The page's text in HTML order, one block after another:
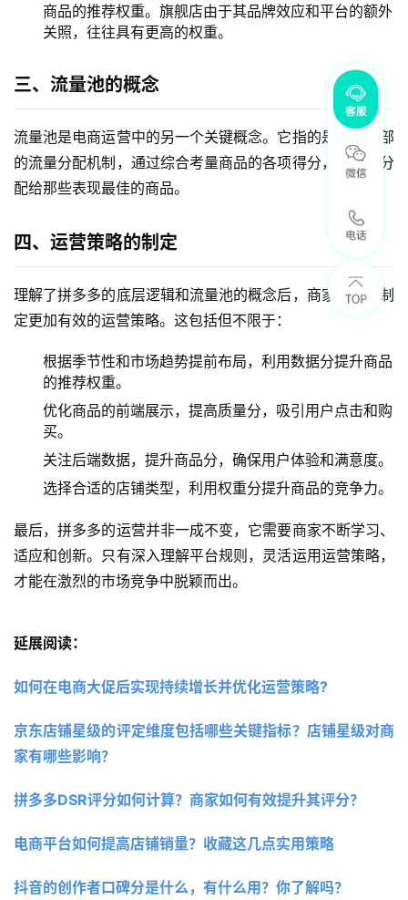
商品的推荐权重。旗舰店由于其品牌效应和平台的额外
关照，往往具有更高的权重。
三、流量池的概念
流量池是电商运营中的另一个关键概念。它指的是平台内部
的流量分配机制，通过综合考量商品的各项得分，将流量分
配给那些表现最佳的商品。
四、运营策略的制定
理解了拼多多的底层逻辑和流量池的概念后，商家就可以制
定更加有效的运营策略。这包括但不限于：
根据季节性和市场趋势提前布局，利用数据分提升商品
的推荐权重。
优化商品的前端展示，提高质量分，吸引用户点击和购
买。
关注后端数据，提升商品分，确保用户体验和满意度。
选择合适的店铺类型，利用权重分提升商品的竞争力。
最后，拼多多的运营并非一成不变，它需要商家不断学习、
适应和创新。只有深入理解平台规则，灵活运用运营策略，
才能在激烈的市场竞争中脱颖而出。
延展阅读：
如何在电商大促后实现持续增长并优化运营策略?
京东店铺星级的评定维度包括哪些关键指标？店铺星级对商
家有哪些影响？
拼多多DSR评分如何计算？商家如何有效提升其评分？
电商平台如何提高店铺销量？收藏这几点实用策略
抖音的创作者口碑分是什么，有什么用？你了解吗？